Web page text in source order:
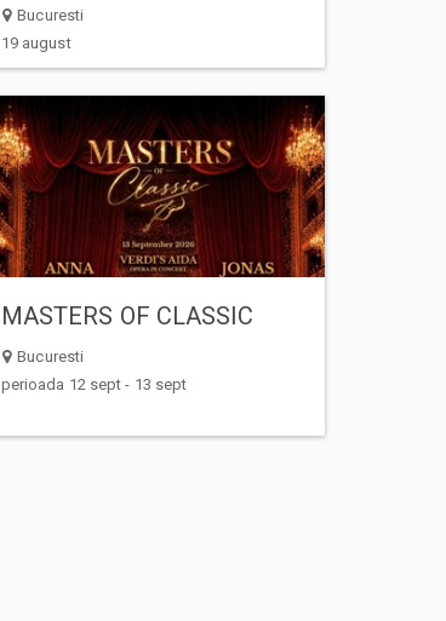
Bucuresti
19 august
MASTERS OF CLASSIC
Bucuresti
perioada 12 sept - 13 sept